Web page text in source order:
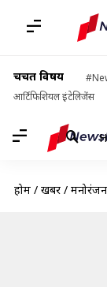
चर्चित विषय
आर्टिफिशियल इंटेलिजेंस
होम / खबरें /